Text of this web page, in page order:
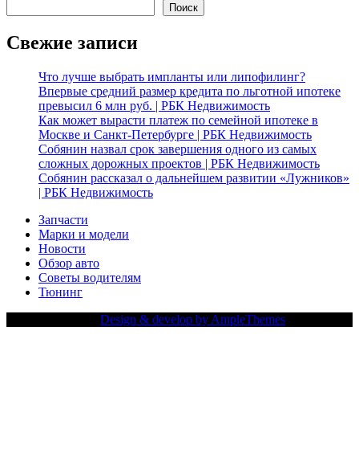
Поиск
Свежие записи
Что лучше выбрать импланты или липофилинг?
Впервые средний размер кредита по льготной ипотеке
превысил 6 млн руб. | РБК Недвижимость
Как может вырасти платеж по семейной ипотеке в
Москве и Санкт-Петербурге | РБК Недвижимость
Собянин назвал срок завершения одного из самых
сложных дорожных проектов | РБК Недвижимость
Собянин рассказал о дальнейшем развитии «Лужников»
| РБК Недвижимость
Запчасти
Марки и модели
Новости
Обзор авто
Советы водителям
Тюнинг
Design & develop by AmpleThemes